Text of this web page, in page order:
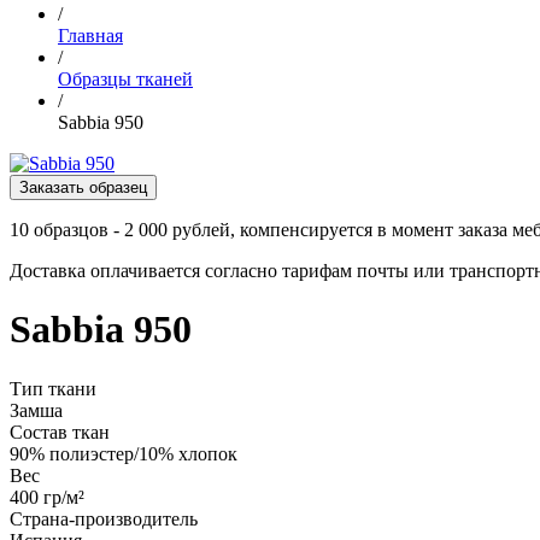
/
Главная
/
Образцы тканей
/
Sabbia 950
Заказать образец
10 образцов - 2 000 рублей, компенсируется в момент заказа
Доставка оплачивается согласно тарифам почты или
Sabbia 950
Тип ткани
Замша
Состав ткан
90% полиэстер/10% хлопок
Вес
400 гр/м²
Страна-производитель